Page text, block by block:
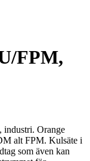
FPM,
Orange
alt FPM. Kulsäte i
som även kan